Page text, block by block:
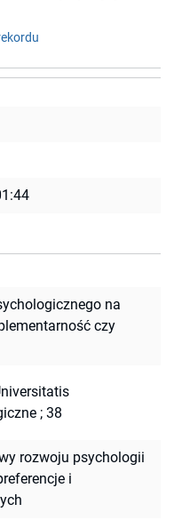
na
czy
; 38
rozwoju psychologii
i